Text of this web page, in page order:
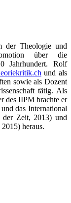
der Theologie und
über die
Jahrhundert. Rolf
und als
sowie als Dozent
tätig. Als
des IIPM brachte er
das International
der Zeit, 2013) und
heraus.